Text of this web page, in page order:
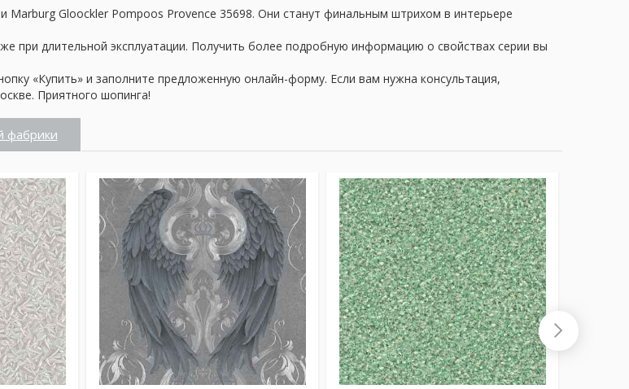
Gloockler Pompoos Provence 35698. Они станут финальным штрихом в интерьере
при длительной эксплуатации. Получить более подробную информацию о свойствах серии вы
«Купить» и заполните предложенную онлайн-форму. Если вам нужна консультация,
Приятного шопинга!
фабрики